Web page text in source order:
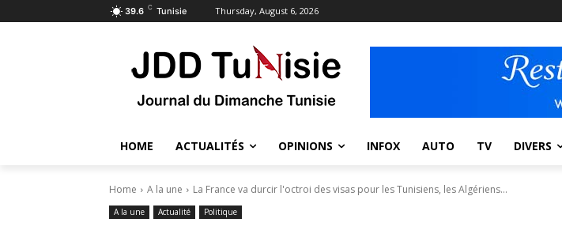
39.6 C Tunisie Thursday, August 6, 2026
HOME ACTUALITÉS OPINIONS INFOX AUTO TV DIVERS
Home A la une La France va durcir l'octroi des visas pour les Tunisiens, les Algériens...
A la une Actualité Politique